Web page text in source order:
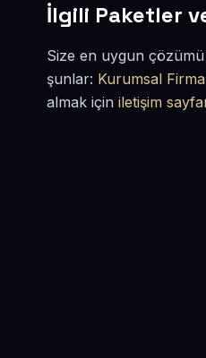
İlgili Paketler
Size en uygun
şunlar: Kurumsal
almak için iletişim